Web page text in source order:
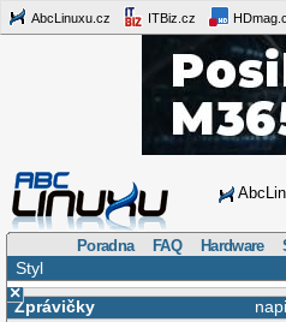
AbcLinuxu.cz ITBiz.cz
Poradna FAQ Hardware
Styl
×
Zprávičky